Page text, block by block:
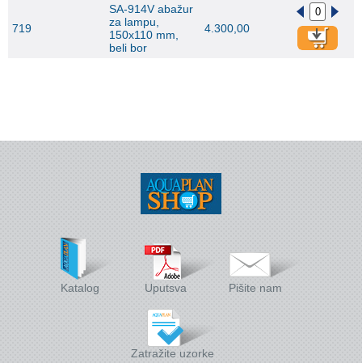
719
SA-914V abažur
za lampu,
150x110 mm,
beli bor
4.300,00
Katalog Uputsva Pišite nam
Zatražite uzorke